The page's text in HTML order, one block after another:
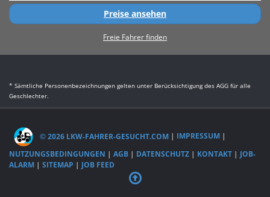
Preise ansehen
Freie Fahrer finden
* Sämtliche Personenbezeichnungen gelten unter Berücksichtigung des AGG für alle
Geschlechter.
© 2026 LKW-FAHRER-GESUCHT.COM | IMPRESSUM |
NUTZUNGSBEDINGUNGEN | AGB | DATENSCHUTZ | KONTAKT | JOB-
ALARM | SITEMAP | JOB FEED